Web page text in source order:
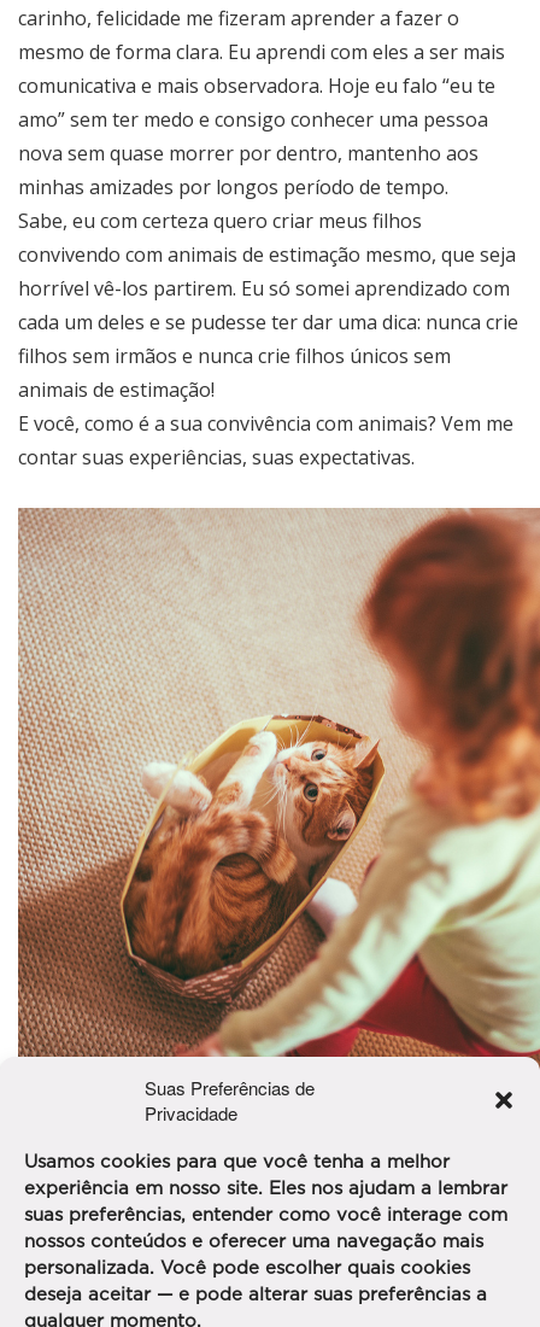
Suas Preferências de
Privacidade
Usamos cookies para que você tenha a melhor
experiência em nosso site. Eles nos ajudam a lembrar
suas preferências, entender como você interage com
nossos conteúdos e oferecer uma navegação mais
personalizada. Você pode escolher quais cookies
deseja aceitar — e pode alterar suas preferências a
qualquer momento.
carinho, felicidade me fizeram aprender a fazer o
mesmo de forma clara. Eu aprendi com eles a ser mais
comunicativa e mais observadora. Hoje eu falo “eu te
amo” sem ter medo e consigo conhecer uma pessoa
nova sem quase morrer por dentro, mantenho aos
minhas amizades por longos período de tempo.
Sabe, eu com certeza quero criar meus filhos
convivendo com animais de estimação mesmo, que seja
horrível vê-los partirem. Eu só somei aprendizado com
cada um deles e se pudesse ter dar uma dica: nunca crie
filhos sem irmãos e nunca crie filhos únicos sem
animais de estimação!
E você, como é a sua convivência com animais? Vem me
contar suas experiências, suas expectativas.
Crédito: Visual hunt
Beijo e abraços, de uma também Alice: Catherine Luize
Me sigam nas minhas redes sociais:Facebook:
Catherine Luize;Instagram:Catherine Luize;
Snapchat:catherinelluize